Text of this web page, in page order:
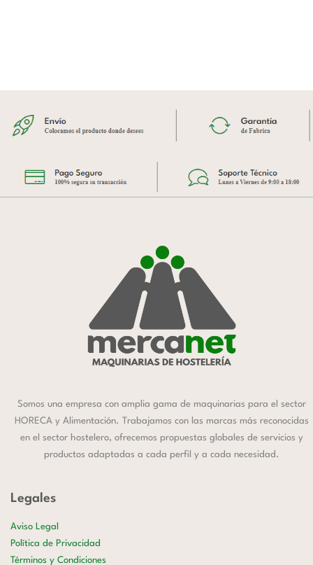
Somos una empresa con amplia gama de maquinarias para el sector
HORECA y Alimentación. Trabajamos con las marcas más reconocidas
en el sector hostelero, ofrecemos propuestas globales de servicios y
productos adaptadas a cada perfil y a cada necesidad.
Legales
Aviso Legal
Política de Privacidad
Términos y Condiciones